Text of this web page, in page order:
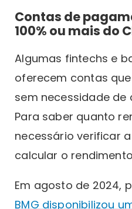
Contas de
100% ou mais do
Algumas fintechs e
oferecem contas
sem necessidade
Para saber quanto
necessário verificar
calcular o
Em agosto de 2024,
BMG disponibilizou